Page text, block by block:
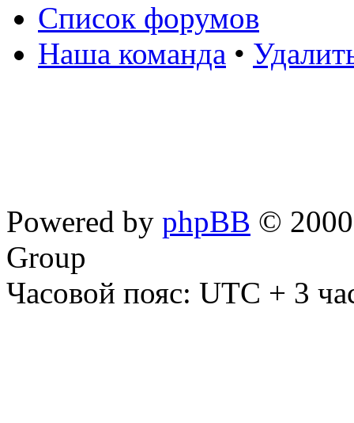
Список форумов
Наша команда •
Powered by phpBB ©
Group
Часовой пояс: UTC + 3